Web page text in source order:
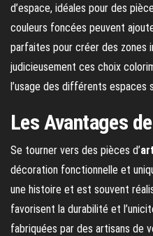
d’espace, idéales pour des
couleurs foncées peuvent
parfaites pour créer des zones
judicieusement ces choix
l’usage des différents espaces
Les Avantages
Se tourner vers des pièces d’
décoration fonctionnelle et
une histoire et est souvent
favorisent la durabilité et
fabriquées par des artisans de